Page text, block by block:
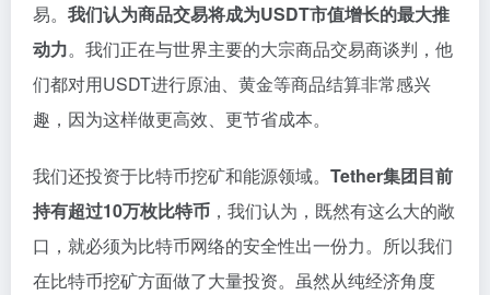
易。 我们认为商品交易将成为USDT市值增长的最大推
动力。我们正在与世界主要的大宗商品交易商谈判，他
们都对用USDT进行原油、黄金等商品结算非常感兴
趣，因为这样做更高效、更节省成本。
我们还投资于比特币挖矿和能源领域。 Tether集团目前
持有超过10万枚比特币 ，我们认为，既然有这么大的敞
口，就必须为比特币网络的安全性出一份力。所以我们
在比特币挖矿方面做了大量投资。虽然从纯经济角度